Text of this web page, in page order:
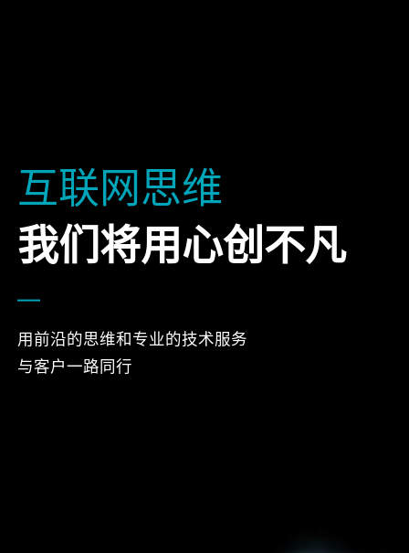
互联网思维
我们将用心创不凡
用前沿的思维和专业的技术服务
与客户一路同行